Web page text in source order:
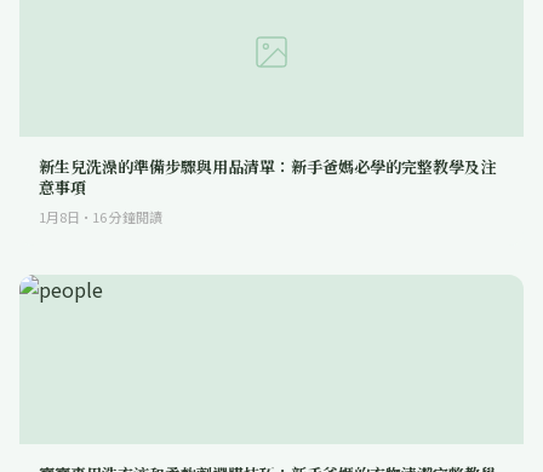
新生兒洗澡的準備步驟與用品清單：新手爸媽必學的完整教學及注
意事項
1月8日 · 16分鐘閱讀